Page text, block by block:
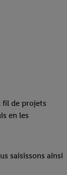
fil de projets
en les
saisissons ainsi